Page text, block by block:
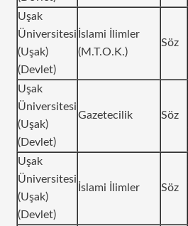
Uşak
Üniversitesi
(Uşak)
(Devlet)
İslami İlimler
(M.T.O.K.)
Söz
Uşak
Üniversitesi
(Uşak)
(Devlet)
Gazetecilik Söz
Uşak
Üniversitesi
(Uşak)
(Devlet)
İslami İlimler Söz